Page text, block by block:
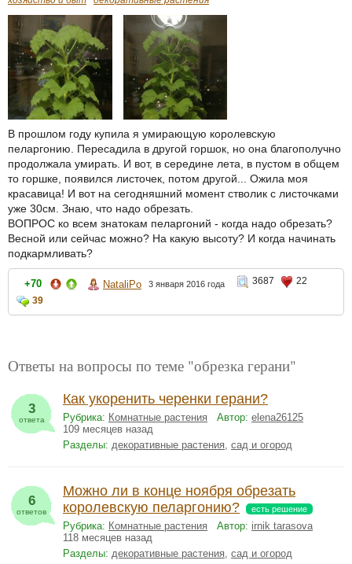
В прошлом году купила я умирающую королевскую
пеларгонию. Пересадила в другой горшок, но она благополучно
продолжала умирать. И вот, в середине лета, в пустом в общем
то горшке, появился листочек, потом другой... Ожила моя
красавица! И вот на сегодняшний момент стволик с листочками
уже 30см. Знаю, что надо обрезать.
ВОПРОС ко всем знатокам пеларгоний - когда надо обрезать?
Весной или сейчас можно? На какую высоту? И когда начинать
подкармливать?
+70 NataliPo 3 января 2016 года 3687
22
39
Ответы на вопросы по теме "обрезка герани"
3
ответа
Как укоренить черенки герани?
Рубрика: Комнатные растения Автор: elena26125
109 месяцев назад
Разделы: декоративные растения, сад и огород
6
ответов
Можно ли в конце ноября обрезать
королевскую пеларгонию?
есть решение
Рубрика: Комнатные растения Автор: irnik tarasova
118 месяцев назад
Разделы: декоративные растения, сад и огород